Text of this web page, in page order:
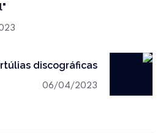
discográficas
06/04/2023